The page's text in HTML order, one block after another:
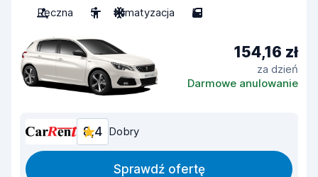
Ręczna
5 Klimatyzacja 5
154,16 zł
za dzień
Darmowe anulowanie
8,4 Dobry
Sprawdź ofertę